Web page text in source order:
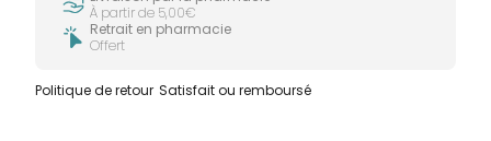
À partir de 5,00€
Retrait en pharmacie
Offert
Politique de retour Satisfait ou remboursé